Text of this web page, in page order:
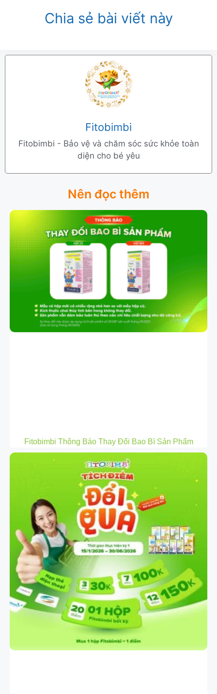
Chia sẻ bài viết này
Fitobimbi
Fitobimbi - Bảo vệ và chăm sóc sức khỏe toàn
diện cho bé yêu
Nên đọc thêm
Fitobimbi Thông Báo Thay Đổi Bao Bì Sản Phẩm